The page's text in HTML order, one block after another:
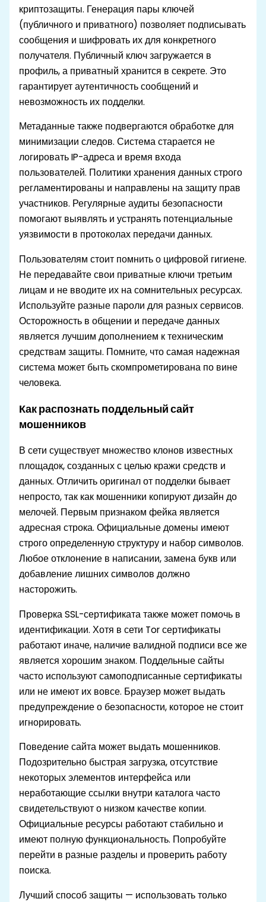
криптозащиты. Генерация пары ключей
(публичного и приватного) позволяет подписывать
сообщения и шифровать их для конкретного
получателя. Публичный ключ загружается в
профиль, а приватный хранится в секрете. Это
гарантирует аутентичность сообщений и
невозможность их подделки.
Метаданные также подвергаются обработке для
минимизации следов. Система старается не
логировать IP-адреса и время входа
пользователей. Политики хранения данных строго
регламентированы и направлены на защиту прав
участников. Регулярные аудиты безопасности
помогают выявлять и устранять потенциальные
уязвимости в протоколах передачи данных.
Пользователям стоит помнить о цифровой гигиене.
Не передавайте свои приватные ключи третьим
лицам и не вводите их на сомнительных ресурсах.
Используйте разные пароли для разных сервисов.
Осторожность в общении и передаче данных
является лучшим дополнением к техническим
средствам защиты. Помните, что самая надежная
система может быть скомпрометирована по вине
человека.
Как распознать поддельный сайт
мошенников
В сети существует множество клонов известных
площадок, созданных с целью кражи средств и
данных. Отличить оригинал от подделки бывает
непросто, так как мошенники копируют дизайн до
мелочей. Первым признаком фейка является
адресная строка. Официальные домены имеют
строго определенную структуру и набор символов.
Любое отклонение в написании, замена букв или
добавление лишних символов должно
насторожить.
Проверка SSL-сертификата также может помочь в
идентификации. Хотя в сети Tor сертификаты
работают иначе, наличие валидной подписи все же
является хорошим знаком. Поддельные сайты
часто используют самоподписанные сертификаты
или не имеют их вовсе. Браузер может выдать
предупреждение о безопасности, которое не стоит
игнорировать.
Поведение сайта может выдать мошенников.
Подозрительно быстрая загрузка, отсутствие
некоторых элементов интерфейса или
неработающие ссылки внутри каталога часто
свидетельствуют о низком качестве копии.
Официальные ресурсы работают стабильно и
имеют полную функциональность. Попробуйте
перейти в разные разделы и проверить работу
поиска.
Лучший способ защиты — использовать только